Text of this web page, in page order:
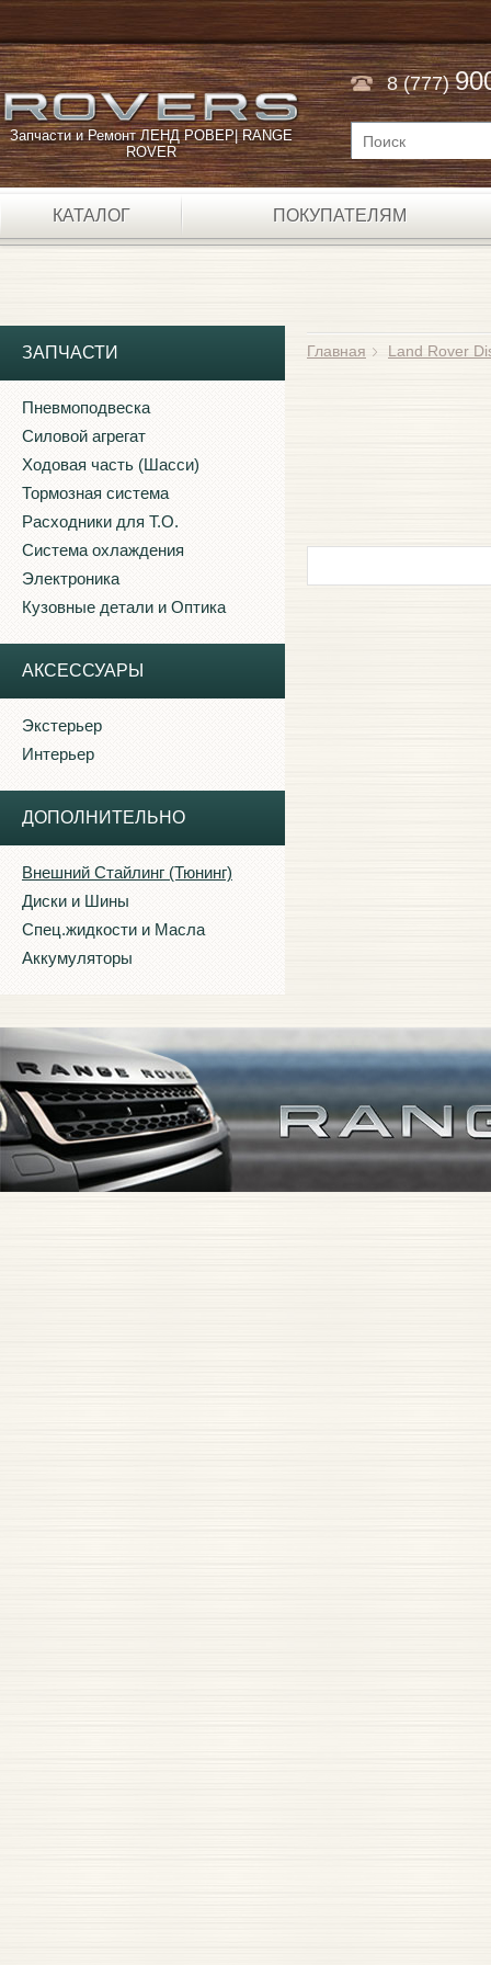
Запчасти и Ремонт ЛЕНД РОВЕР| RANGE
ROVER
8 (777)
КАТАЛОГ ПОКУПАТЕЛЯМ
ЗАПЧАСТИ
Пневмоподвеска
Силовой агрегат
Ходовая часть (Шасси)
Тормозная система
Расходники для Т.О.
Система охлаждения
Электроника
Кузовные детали и Оптика
АКСЕССУАРЫ
Экстерьер
Интерьер
ДОПОЛНИТЕЛЬНО
Внешний Стайлинг (Тюнинг)
Диски и Шины
Спец.жидкости и Масла
Аккумуляторы
Главная Land Rover